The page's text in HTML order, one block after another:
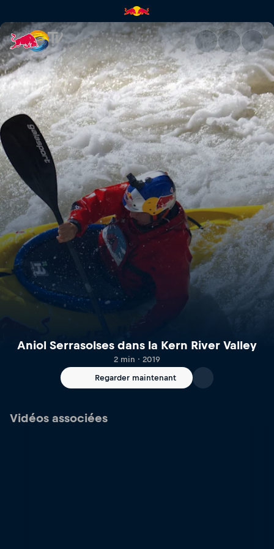
Aniol Serrasolses dans la
Aniol Serrasolses dans la Kern River Valley
2 min · 2019
Regarder maintenant
Vidéos associées